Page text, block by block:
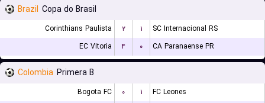
Brazil Copa do Brasil
Corinthians Paulista ۲ ۱
SC Internacional RS
EC Vitoria
۴ ۰ CA Paranaense PR
Colombia Primera B
Bogota FC ۰ ۱
FC Leones